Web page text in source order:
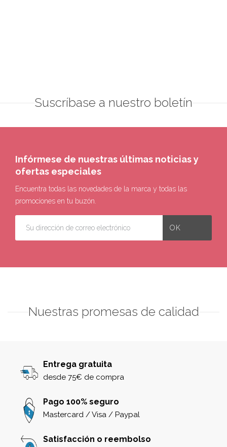
Suscríbase a nuestro boletín
Infórmese de nuestras últimas noticias y
ofertas especiales
Encuentra todas las novedades de la marca y todas las
promociones en tu buzón.
Nuestras promesas de calidad
Entrega gratuita
desde 75€ de compra
Pago 100% seguro
Mastercard / Visa / Paypal
Satisfacción o reembolso